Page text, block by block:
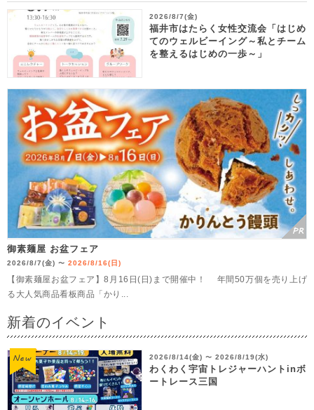
2026/8/7(金)
福井市はたらく女性交流会「はじめ
てのウェルビーイング～私とチーム
を整えるはじめの一歩～」
御素麺屋 お盆フェア
2026/8/7(金) 〜 2026/8/16(日)
【御素麺屋お盆フェア】8月16日(日)まで開催中！ 年間50万個を売り上げ
る大人気商品看板商品「かり...
新着のイベント
2026/8/14(金) 〜 2026/8/19(水)
わくわく宇宙トレジャーハントinボ
ートレース三国